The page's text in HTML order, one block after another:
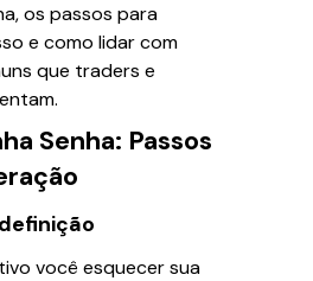
os passos para
e como lidar com
que traders e
Senha: Passos
você esquecer sua